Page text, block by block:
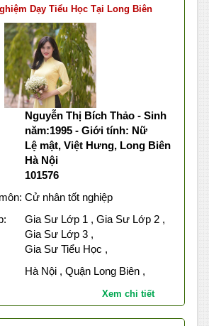
Dạy Tiểu Học Tại Long Biên
Nguyễn Thị Bích Thảo - Sinh
năm:1995 - Giới tính: Nữ
Lệ mật, Việt Hưng, Long Biên
Hà Nội
101576
Cử nhân tốt nghiệp
Gia Sư Lớp 1 , Gia Sư Lớp 2 ,
Gia Sư Lớp 3 ,
Gia Sư Tiểu Học ,
Hà Nội , Quận Long Biên ,
Xem chi tiết